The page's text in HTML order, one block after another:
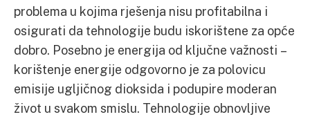
problema u kojima rješenja nisu profitabilna i
osigurati da tehnologije budu iskorištene za opće
dobro. Posebno je energija od ključne važnosti –
korištenje energije odgovorno je za polovicu
emisije ugljičnog dioksida i podupire moderan
život u svakom smislu. Tehnologije obnovljive